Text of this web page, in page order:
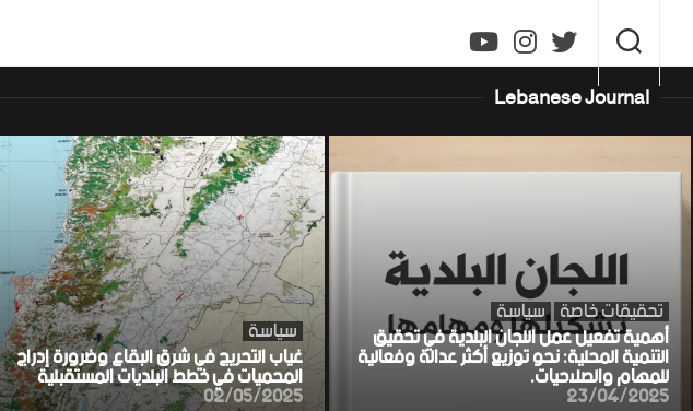
content
Lebanese Journal
سياسة
غياب التحريج في شرق البقاع وضرورة إدراج
المحميات في خطط البلديات المستقبلية
02/05/2025
تحقيقات خاصة سياسة
أهمية تفعيل عمل اللجان البلدية في تحقيق
التنمية المحلية: نحو توزيع أكثر عدالة وفعالية
للمهام والصلاحيات.
23/04/2025